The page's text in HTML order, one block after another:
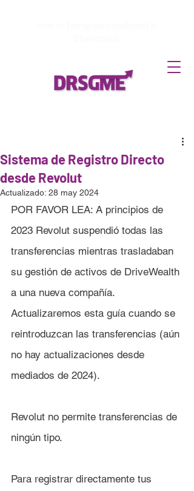
Sistema de Registro Directo
desde Revolut
Actualizado: 28 may 2024
POR FAVOR LEA: A principios de
2023 Revolut suspendió todas las
transferencias mientras trasladaban
su gestión de activos de DriveWealth
a una nueva compañía.
Actualizaremos esta guía cuando se
reintroduzcan las transferencias (aún
no hay actualizaciones desde
mediados de 2024).
Revolut no permite transferencias de
ningún tipo.
Para registrar directamente tus